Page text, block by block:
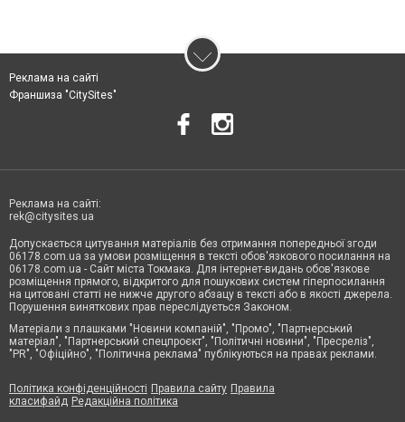
Реклама на сайті
Франшиза "CitySites"
Реклама на сайті:
rek@citysites.ua
Допускається цитування матеріалів без отримання попередньої згоди
06178.com.ua за умови розміщення в тексті обов'язкового посилання на
06178.com.ua - Сайт міста Токмака. Для інтернет-видань обов'язкове
розміщення прямого, відкритого для пошукових систем гіперпосилання
на цитовані статті не нижче другого абзацу в тексті або в якості джерела.
Порушення виняткових прав переслідується Законом.
Матеріали з плашками "Новини компаній", "Промо", "Партнерський
матеріал", "Партнерський спецпроєкт", "Політичні новини", "Пресреліз",
"PR", "Офіційно", "Політична реклама" публікуються на правах реклами.
Політика конфіденційності Правила сайту Правила
класифайд Редакційна політика